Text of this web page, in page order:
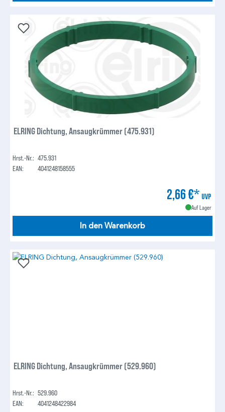
ELRING Dichtung, Ansaugkrümmer (475.931)
Hrst.-Nr.: 475.931
EAN:
4041248158555
2,66 €* UVP
Auf Lager
In den Warenkorb
ELRING Dichtung, Ansaugkrümmer (529.960)
Hrst.-Nr.: 529.960
EAN:
4041248422984